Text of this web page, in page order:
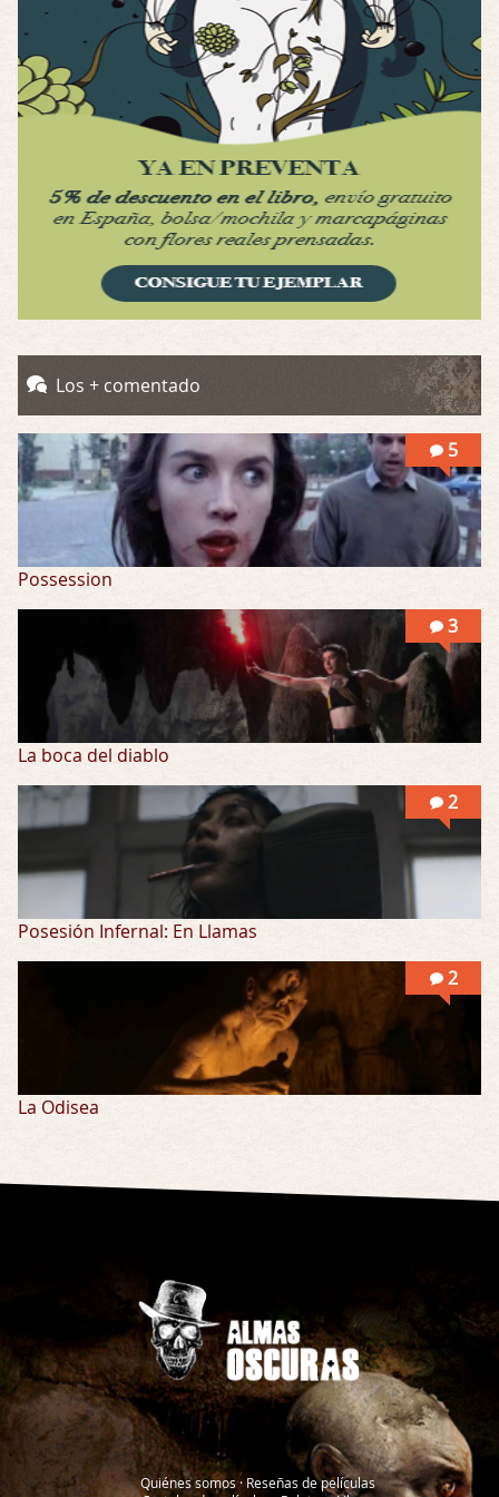
Possession
Por: Luar
Se llama la posesión en castellano, está …
Por: Mariano
Una película normalita, nada del otro mun …
Obsession
Possession
Por: Mountain
Llevo toda una vida para verla y nunca lo …
Los + comentado
5
Possession
3
La boca del diablo
2
Posesión Infernal: En Llamas
2
La Odisea
Quiénes somos·Reseñas de películas